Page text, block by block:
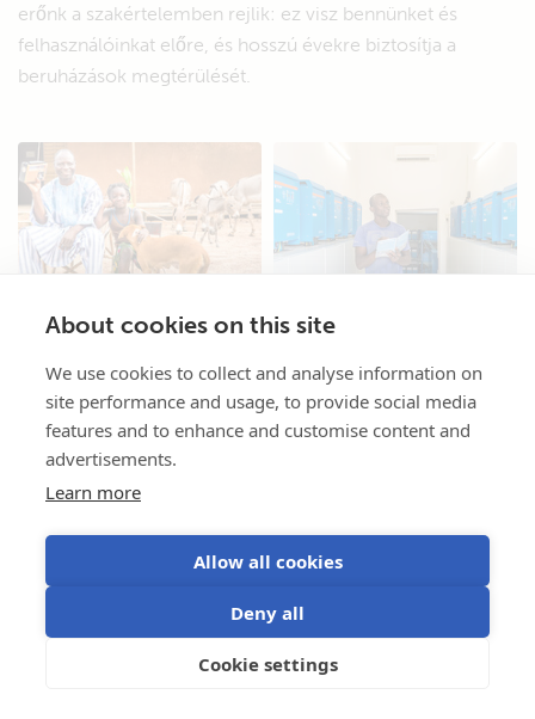
About cookies on this site
We use cookies to collect and analyse information on
site performance and usage, to provide social media
features and to enhance and customise content and
advertisements.
Learn more
Allow all cookies
Deny all
Cookie settings
erőnk a szakértelemben rejlik: ez visz bennünket és
felhasználóinkat előre, és hosszú évekre biztosítja a
beruházások megtérülését.